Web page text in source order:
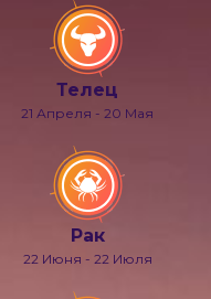
Телец
21 Апреля - 20 Мая
Рак
22 Июня - 22 Июля